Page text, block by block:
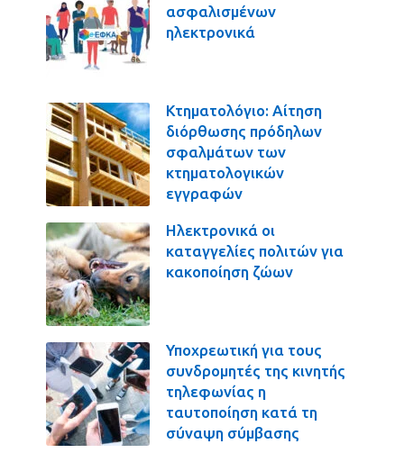
ασφαλισμένων
ηλεκτρονικά
Κτηματολόγιο: Αίτηση
διόρθωσης πρόδηλων
σφαλμάτων των
κτηματολογικών
εγγραφών
Ηλεκτρονικά οι
καταγγελίες πολιτών για
κακοποίηση ζώων
Υποχρεωτική για τους
συνδρομητές της κινητής
τηλεφωνίας η
ταυτοποίηση κατά τη
σύναψη σύμβασης